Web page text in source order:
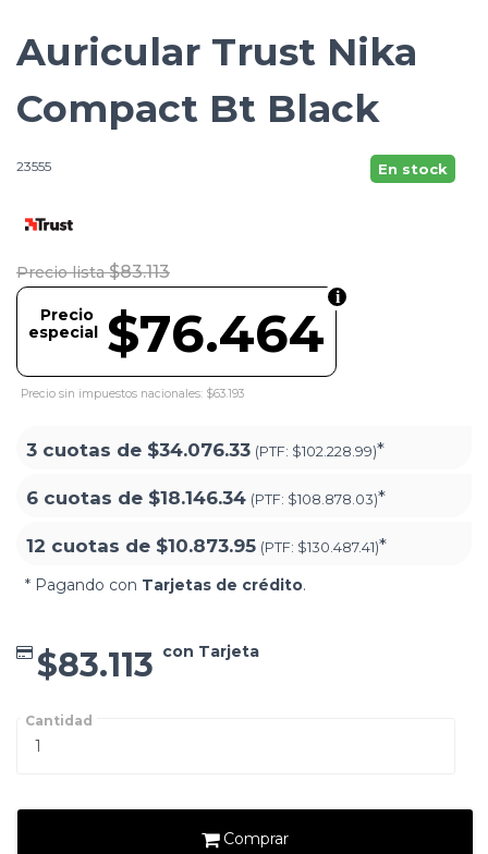
Auricular Trust Nika
Compact Bt Black
23555 En stock
Precio lista $83.113
$76.464
Precio
especial
Precio sin impuestos nacionales: $63.193
3 cuotas de $34.076.33 (PTF: $102.228.99)*
6 cuotas de $18.146.34 (PTF: $108.878.03)*
12 cuotas de $10.873.95 (PTF: $130.487.41)*
* Pagando con Tarjetas de crédito.
$83.113 con Tarjeta
Cantidad
Comprar